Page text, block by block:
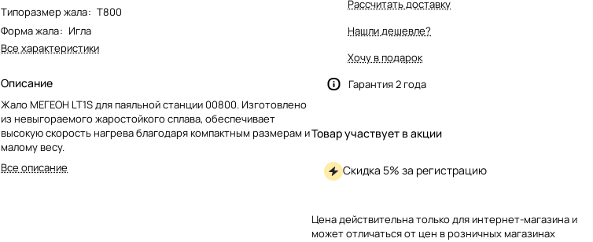
Типоразмер жала: T800
Форма жала: Игла
Все характеристики
Описание
Жало МЕГЕОН LT1S для паяльной станции 00800. Изготовлено
из невыгораемого жаростойкого сплава, обеспечивает
высокую скорость нагрева благодаря компактным размерам и
малому весу.
Все описание
Рассчитать доставку
Нашли дешевле?
Хочу в подарок
Гарантия 2 года
Товар участвует в акции
Скидка 5% за регистрацию
Цена действительна только для интернет-магазина и
может отличаться от цен в розничных магазинах